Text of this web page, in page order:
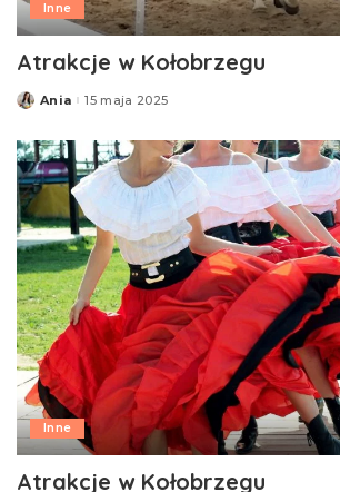
Inne
Atrakcje w Kołobrzegu
Posted
Ania 15 maja 2025
Inne
Atrakcje w Kołobrzegu